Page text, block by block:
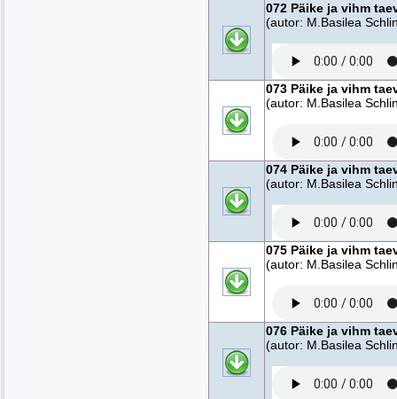
072 Päike ja vihm
(autor: M.Basilea
073 Päike ja vihm
(autor: M.Basilea
074 Päike ja vihm
(autor: M.Basilea
075 Päike ja vihm
(autor: M.Basilea
076 Päike ja vihm
(autor: M.Basilea